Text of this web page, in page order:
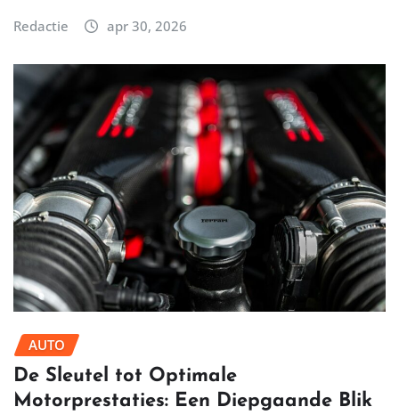
Redactie apr 30, 2026
AUTO
De Sleutel tot Optimale
Motorprestaties: Een Diepgaande Blik